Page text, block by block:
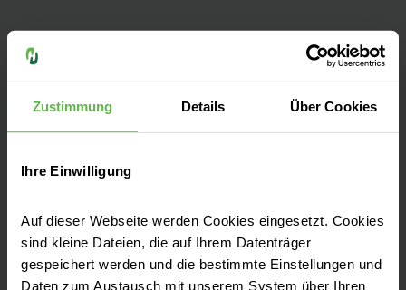
Zustimmung Details Über Cookies
Ihre Einwilligung
Auf dieser Webseite werden Cookies eingesetzt. Cookies
sind kleine Dateien, die auf Ihrem Datenträger
gespeichert werden und die bestimmte Einstellungen und
Daten zum Austausch mit unserem System über Ihren
Unsere Qualität
uns nicht nur ein Wort, es ist ein Versprechen.
optimieren wir unsere Qualität, damit sie
Zu unseren Qualitätszahlen